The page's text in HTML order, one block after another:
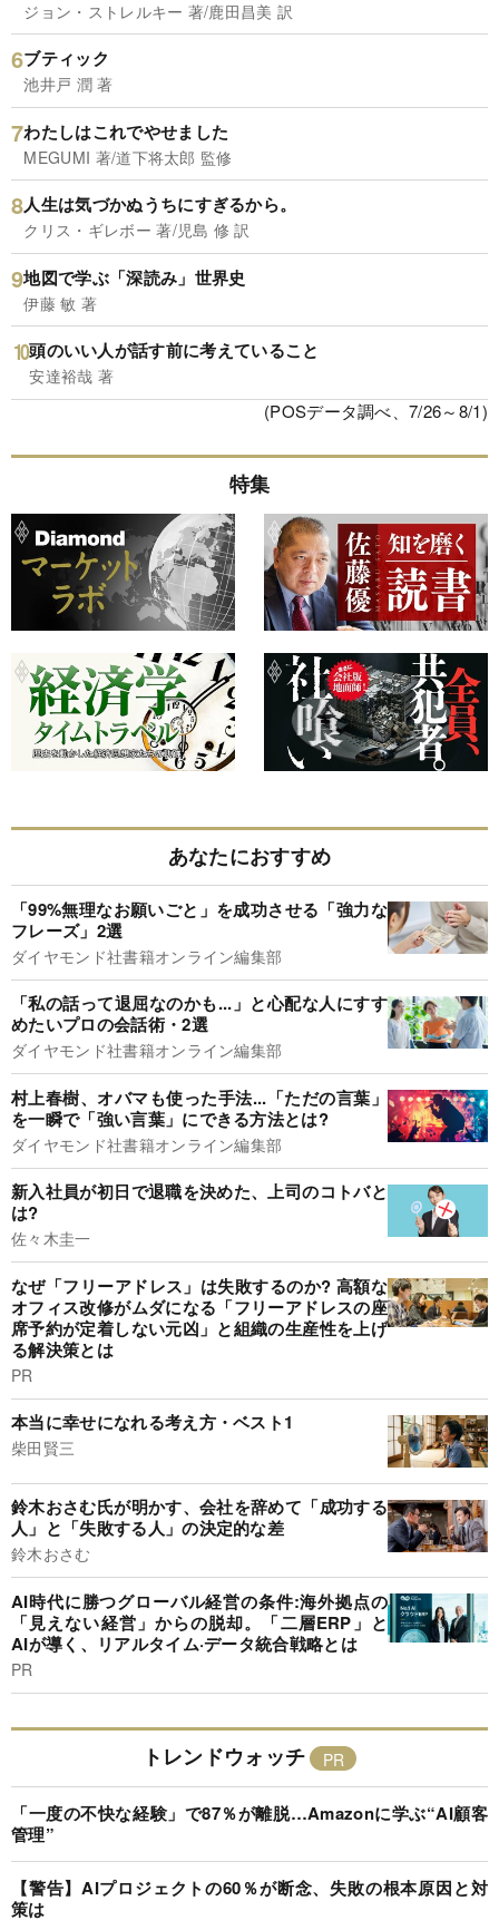
ジョン・ストレルキー 著/鹿田昌美 訳
ブティック
池井戸 潤 著
わたしはこれでやせました
MEGUMI 著/道下将太郎 監修
人生は気づかぬうちにすぎるから。
クリス・ギレボー 著/児島 修 訳
地図で学ぶ「深読み」世界史
伊藤 敏 著
頭のいい人が話す前に考えていること
安達裕哉 著
(POSデータ調べ、7/26～8/1)
特集
あなたにおすすめ
「99%無理なお願いごと」を成功させる「強力な
フレーズ」2選
ダイヤモンド社書籍オンライン編集部
「私の話って退屈なのかも...」と心配な人にすす
めたいプロの会話術・2選
ダイヤモンド社書籍オンライン編集部
村上春樹、オバマも使った手法...「ただの言葉」
を一瞬で「強い言葉」にできる方法とは?
ダイヤモンド社書籍オンライン編集部
新入社員が初日で退職を決めた、上司のコトバと
は?
佐々木圭一
なぜ「フリーアドレス」は失敗するのか? 高額な
オフィス改修がムダになる「フリーアドレスの座
席予約が定着しない元凶」と組織の生産性を上げ
る解決策とは
PR
本当に幸せになれる考え方・ベスト1
柴田賢三
鈴木おさむ氏が明かす、会社を辞めて「成功する
人」と「失敗する人」の決定的な差
鈴木おさむ
AI時代に勝つグローバル経営の条件:海外拠点の
「見えない経営」からの脱却。「二層ERP」と
AIが導く、リアルタイム·データ統合戦略とは
PR
トレンドウォッチ
「一度の不快な経験」で87％が離脱…Amazonに学ぶ“AI顧客
管理”
【警告】AIプロジェクトの60％が断念、失敗の根本原因と対
策は